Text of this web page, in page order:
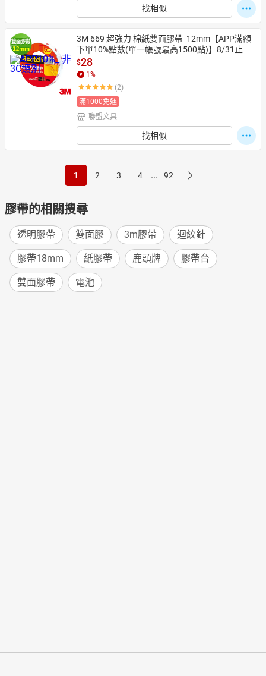
找相似
3M 669 超強力 棉紙雙面膠帶  12mm【APP滿額
下單10%點數(單一帳號最高1500點)】8/31止
$28
1 %
(2)
滿1000免運
聯盟文具
找相似
1 2 3 4 ... 92
膠帶的相關搜尋
透明膠帶 雙面膠 3m膠帶 迴紋針
膠帶18mm 紙膠帶 鹿頭牌 膠帶台
雙面膠帶 電池